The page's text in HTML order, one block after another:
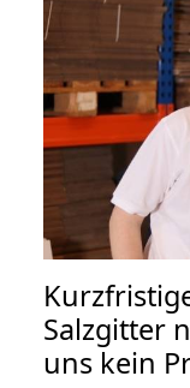
Salzgitter
uns kein